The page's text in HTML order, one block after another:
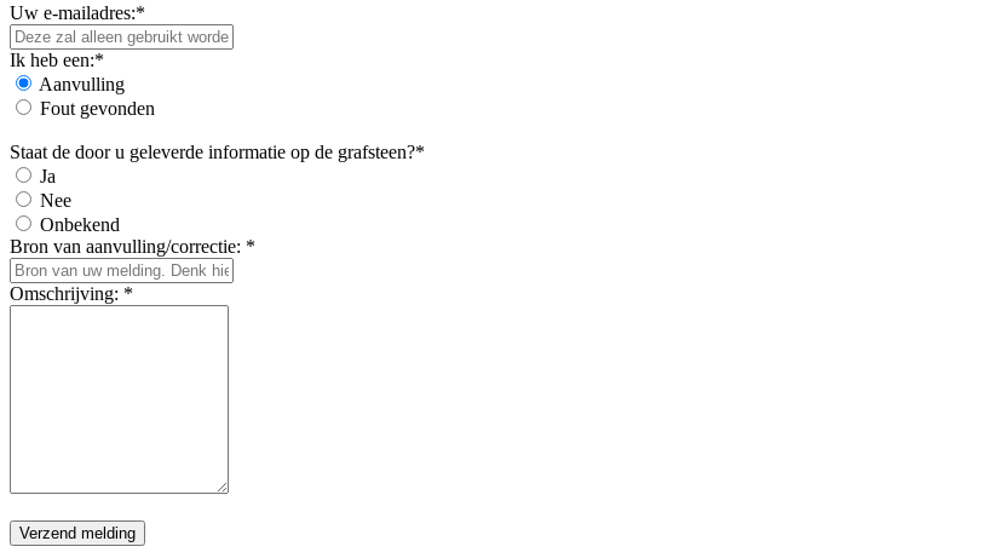
Uw e-mailadres:*
Ik heb een:*
Aanvulling
Fout gevonden
Staat de door u geleverde informatie op de grafsteen?*
Ja
Nee
Onbekend
Bron van aanvulling/correctie: *
Omschrijving: *